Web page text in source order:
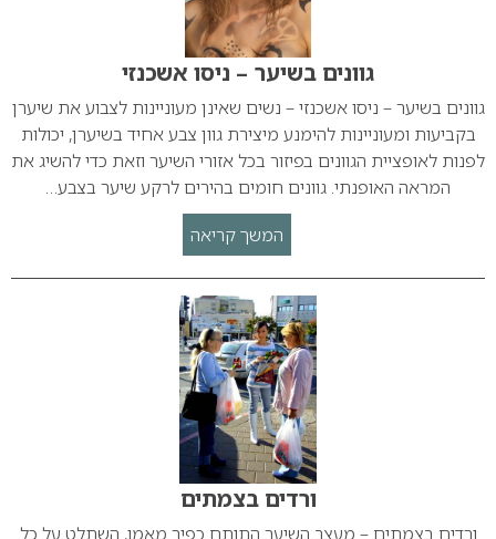
גוונים בשיער – ניסו אשכנזי
גוונים בשיער – ניסו אשכנזי – נשים שאינן מעוניינות לצבוע את שיערן
בקביעות ומעוניינות להימנע מיצירת גוון צבע אחיד בשיערן, יכולות
לפנות לאופציית הגוונים בפיזור בכל אזורי השיער וזאת כדי להשיג את
המראה האופנתי. גוונים חומים בהירים לרקע שיער בצבע…
המשך קריאה
ורדים בצמתים
ורדים בצמתים – מעצב השיער התותח כפיר מאמו, השתלט על כל